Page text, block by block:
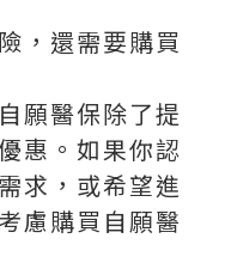
，還需要購買
願醫保除了提
惠。如果你認
求，或希望進
慮購買自願醫